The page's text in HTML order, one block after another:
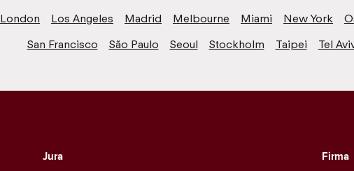
London Los Angeles Madrid Melbourne Miami New York
San Francisco
São Paulo Seoul Stockholm Taipei Tel
Jura Firma